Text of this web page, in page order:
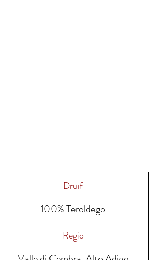
Druif
100% Teroldego
Regio